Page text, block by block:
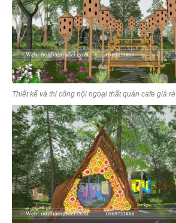
Thiết kế và thi công nội ngoại thất quán cafe giá rẻ